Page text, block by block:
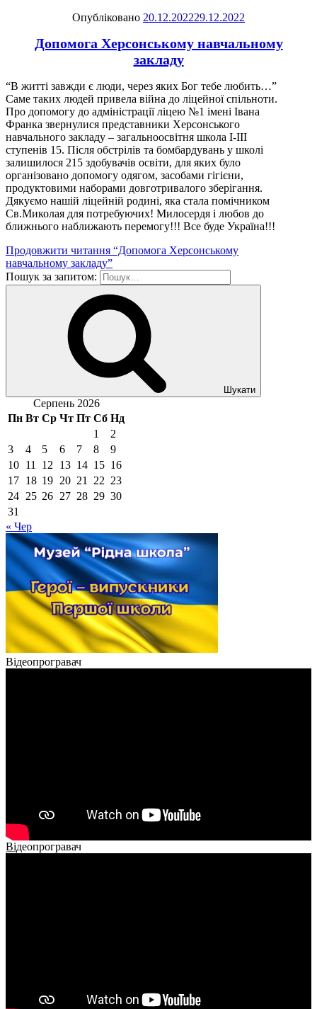
Опубліковано 20.12.202229.12.2022
Допомога Херсонському навчальному
закладу
“В житті завжди є люди, через яких Бог тебе любить…”
Саме таких людей привела війна до ліцейної спільноти.
Про допомогу до адміністрації ліцею №1 імені Івана
Франка звернулися представники Херсонського
навчального закладу – загальноосвітня школа І-ІІІ
ступенів 15. Після обстрілів та бомбардувань у школі
залишилося 215 здобувачів освіти, для яких було
організовано допомогу одягом, засобами гігієни,
продуктовими наборами довготривалого зберігання.
Дякуємо нашій ліцейній родині, яка стала помічником
Св.Миколая для потребуючих! Милосердя і любов до
ближнього наближають перемогу!!! Все буде Україна!!!
Продовжити читання “Допомога Херсонському
навчальному закладу”
Пошук за запитом:
Шукати
Серпень 2026
Пн Вт Ср Чт Пт Сб Нд
1
2
3
4 5 6 7 8
9
10 11 12 13 14 15 16
17 18 19 20 21 22 23
24 25 26 27 28 29 30
31
« Чер
Відеопрогравач
Відеопрогравач